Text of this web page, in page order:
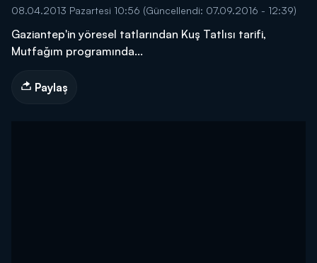
08.04.2013 Pazartesi 10:56 (Güncellendi: 07.09.2016 - 12:39)
Gaziantep'in yöresel tatlarından Kuş Tatlısı tarifi,
Mutfağım programında...
Paylaş